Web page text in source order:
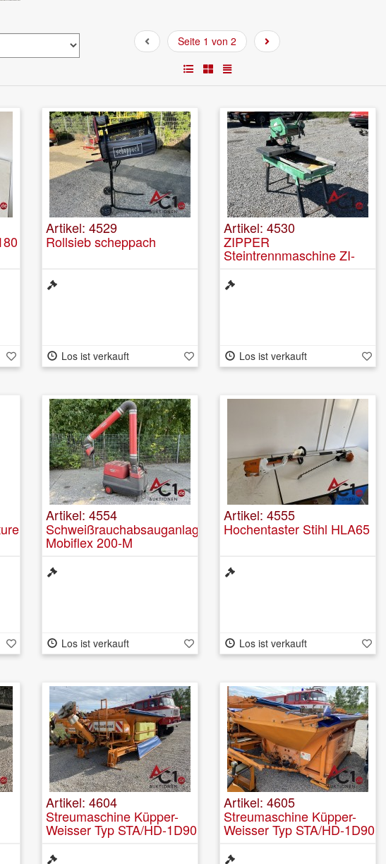
Seite 1 von 2
Artikel: 4529
Rollsieb scheppach
Los ist verkauft
Artikel: 4530
ZIPPER
Steintrennmaschine ZI-
Los ist verkauft
Artikel: 4554
Schweißrauchabsauganlage
Mobiflex 200-M
Los ist verkauft
Artikel: 4555
Hochentaster Stihl HLA65
Los ist verkauft
Artikel: 4604
Streumaschine Küpper-
Weisser Typ STA/HD-1D90
Artikel: 4605
Streumaschine Küpper-
Weisser Typ STA/HD-1D90